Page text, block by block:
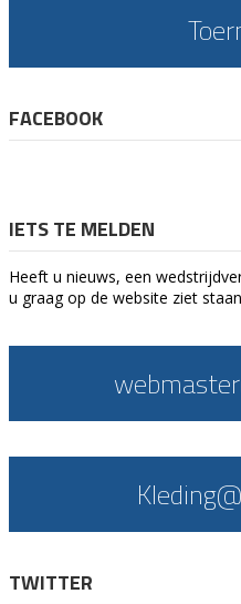
FACEBOOK
IETS TE MELDEN
Heeft u nieuws, een
u graag op de website ziet
TWITTER